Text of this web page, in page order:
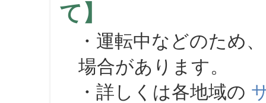
て】
・運転中などのため
場合があります。
・詳しくは各地域の